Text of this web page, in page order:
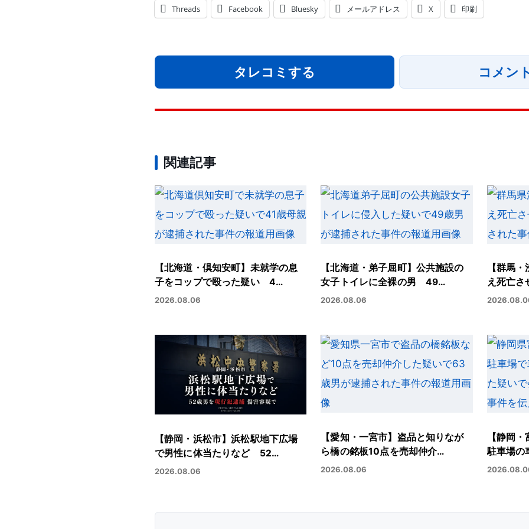
Threads Facebook Bluesky メールアドレス X 印刷
タレコミする コメン
関連記事
【北海道・倶知安町】未就学の息
子をコップで殴った疑い 4…
2026.08.06
【北海道・弟子屈町】公共施設の
女子トイレに全裸の男 49…
2026.08.06
【群馬
え死亡
【静岡・浜松市】浜松駅地下広場
で男性に体当たりなど 52…
2026.08.06
【愛知・一宮市】盗品と知りなが
ら橋の銘板10点を売却仲介…
2026.08.06
【静岡
駐車場の